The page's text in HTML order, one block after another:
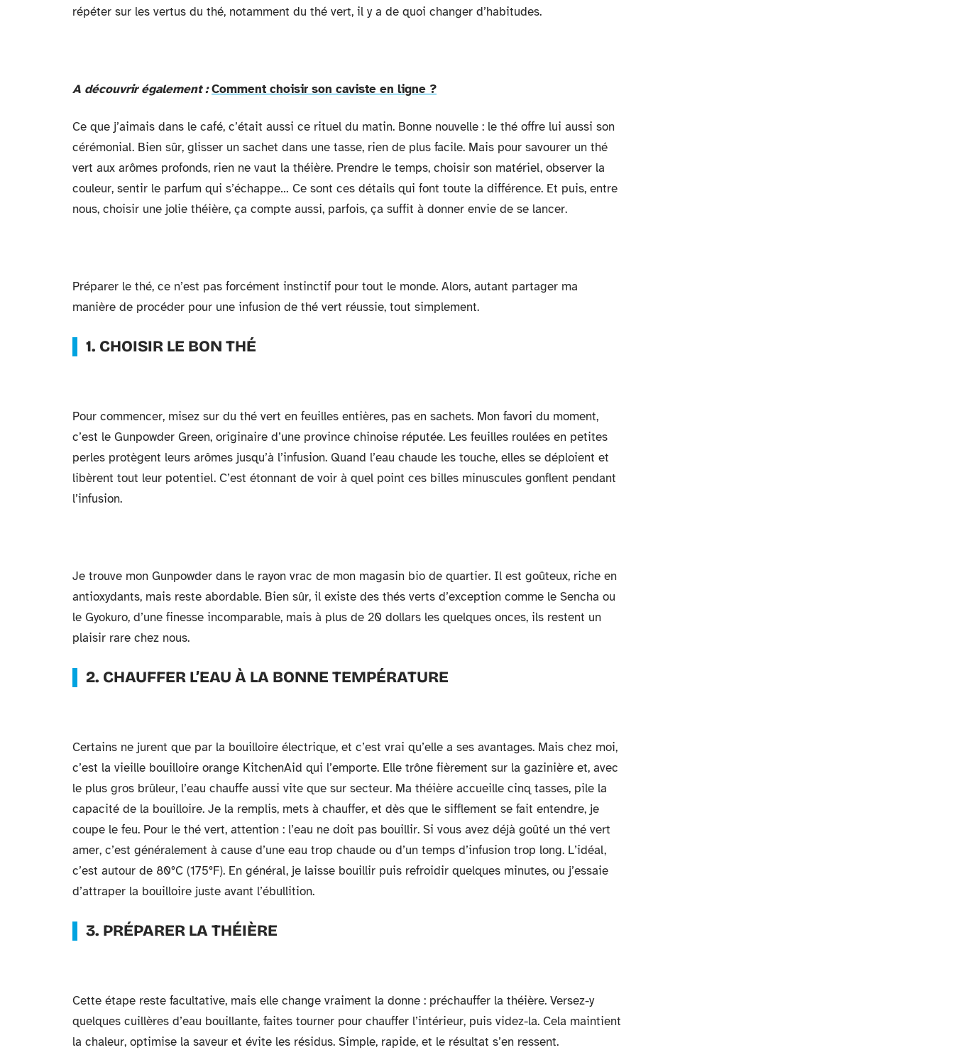
répéter sur les vertus du thé, notamment du thé vert, il y a de quoi changer d’habitudes.
A découvrir également : Comment choisir son caviste en ligne ?
Ce que j’aimais dans le café, c’était aussi ce rituel du matin. Bonne nouvelle : le thé offre lui aussi son
cérémonial. Bien sûr, glisser un sachet dans une tasse, rien de plus facile. Mais pour savourer un thé
vert aux arômes profonds, rien ne vaut la théière. Prendre le temps, choisir son matériel, observer la
couleur, sentir le parfum qui s’échappe… Ce sont ces détails qui font toute la différence. Et puis, entre
nous, choisir une jolie théière, ça compte aussi, parfois, ça suffit à donner envie de se lancer.
Préparer le thé, ce n’est pas forcément instinctif pour tout le monde. Alors, autant partager ma
manière de procéder pour une infusion de thé vert réussie, tout simplement.
1. CHOISIR LE BON THÉ
Pour commencer, misez sur du thé vert en feuilles entières, pas en sachets. Mon favori du moment,
c’est le Gunpowder Green, originaire d’une province chinoise réputée. Les feuilles roulées en petites
perles protègent leurs arômes jusqu’à l’infusion. Quand l’eau chaude les touche, elles se déploient et
libèrent tout leur potentiel. C’est étonnant de voir à quel point ces billes minuscules gonflent pendant
l’infusion.
Je trouve mon Gunpowder dans le rayon vrac de mon magasin bio de quartier. Il est goûteux, riche en
antioxydants, mais reste abordable. Bien sûr, il existe des thés verts d’exception comme le Sencha ou
le Gyokuro, d’une finesse incomparable, mais à plus de 20 dollars les quelques onces, ils restent un
plaisir rare chez nous.
2. CHAUFFER L’EAU À LA BONNE TEMPÉRATURE
Certains ne jurent que par la bouilloire électrique, et c’est vrai qu’elle a ses avantages. Mais chez moi,
c’est la vieille bouilloire orange KitchenAid qui l’emporte. Elle trône fièrement sur la gazinière et, avec
le plus gros brûleur, l’eau chauffe aussi vite que sur secteur. Ma théière accueille cinq tasses, pile la
capacité de la bouilloire. Je la remplis, mets à chauffer, et dès que le sifflement se fait entendre, je
coupe le feu. Pour le thé vert, attention : l’eau ne doit pas bouillir. Si vous avez déjà goûté un thé vert
amer, c’est généralement à cause d’une eau trop chaude ou d’un temps d’infusion trop long. L’idéal,
c’est autour de 80°C (175°F). En général, je laisse bouillir puis refroidir quelques minutes, ou j’essaie
d’attraper la bouilloire juste avant l’ébullition.
3. PRÉPARER LA THÉIÈRE
Cette étape reste facultative, mais elle change vraiment la donne : préchauffer la théière. Versez-y
quelques cuillères d’eau bouillante, faites tourner pour chauffer l’intérieur, puis videz-la. Cela maintient
la chaleur, optimise la saveur et évite les résidus. Simple, rapide, et le résultat s’en ressent.